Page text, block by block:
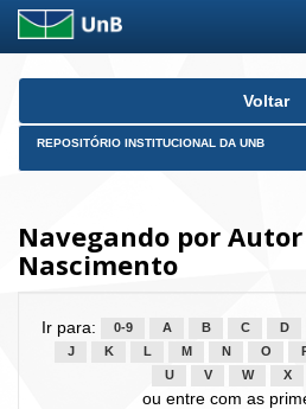
Skip
Voltar
REPOSITÓRIO INSTITUCIONAL DA UNB
Navegando por
Nascimento
Ir para: 0-9 A B C D
J
K L M N O
U
V W X
ou entre com as